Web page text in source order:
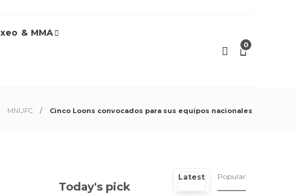
& MMA
0
MNUFC Cinco Loons convocados para sus equipos nacionales
Today's pick
Latest Popular